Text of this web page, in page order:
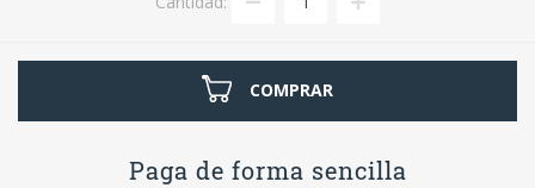
COMPRAR
Paga de forma sencilla